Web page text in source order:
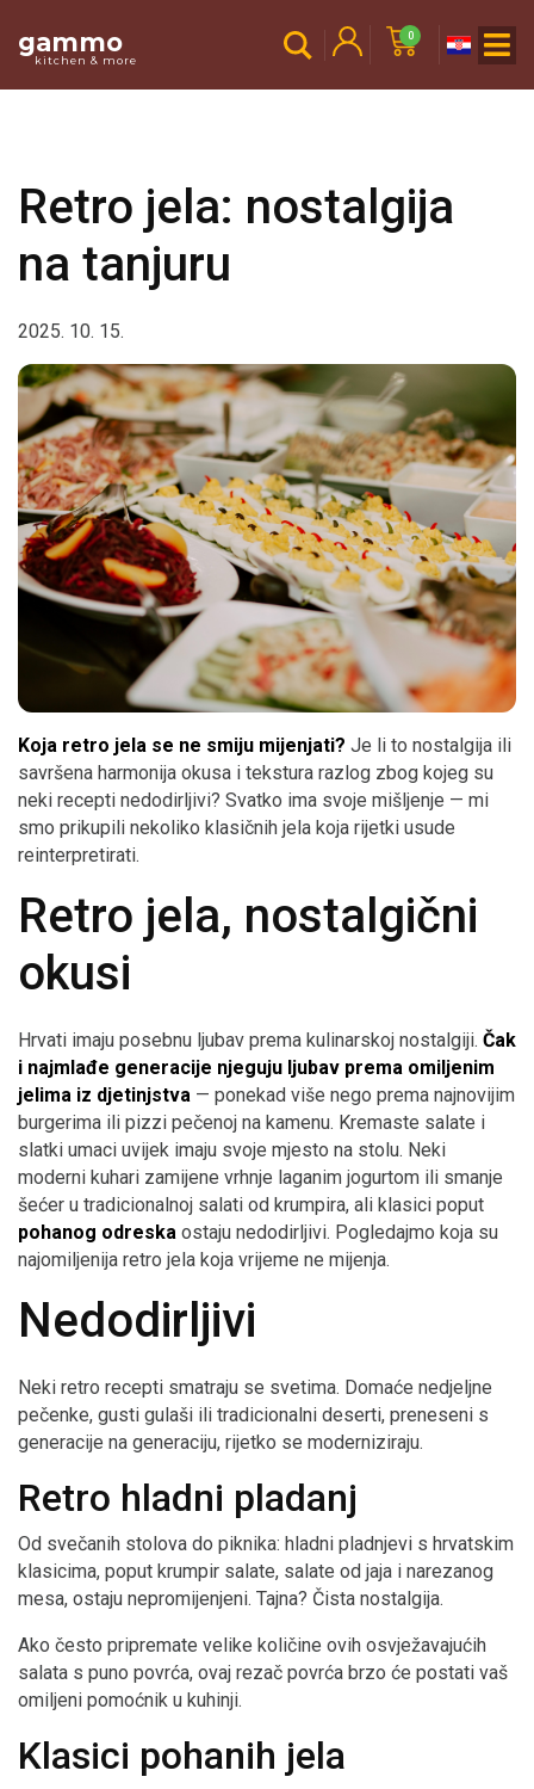
gammo
kitchen & more
0
Retro jela: nostalgija
na tanjuru
2025. 10. 15.
Koja retro jela se ne smiju mijenjati? Je li to nostalgija ili
savršena harmonija okusa i tekstura razlog zbog kojeg su
neki recepti nedodirljivi? Svatko ima svoje mišljenje — mi
smo prikupili nekoliko klasičnih jela koja rijetki usude
reinterpretirati.
Retro jela, nostalgični
okusi
Hrvati imaju posebnu ljubav prema kulinarskoj nostalgiji. Čak
i najmlađe generacije njeguju ljubav prema omiljenim
jelima iz djetinjstva — ponekad više nego prema najnovijim
burgerima ili pizzi pečenoj na kamenu. Kremaste salate i
slatki umaci uvijek imaju svoje mjesto na stolu. Neki
moderni kuhari zamijene vrhnje laganim jogurtom ili smanje
šećer u tradicionalnoj salati od krumpira, ali klasici poput
pohanog odreska ostaju nedodirljivi. Pogledajmo koja su
najomiljenija retro jela koja vrijeme ne mijenja.
Nedodirljivi
Neki retro recepti smatraju se svetima. Domaće nedjeljne
pečenke, gusti gulaši ili tradicionalni deserti, preneseni s
generacije na generaciju, rijetko se moderniziraju.
Retro hladni pladanj
Od svečanih stolova do piknika: hladni pladnjevi s hrvatskim
klasicima, poput krumpir salate, salate od jaja i narezanog
mesa, ostaju nepromijenjeni. Tajna? Čista nostalgija.
Ako često pripremate velike količine ovih osvježavajućih
salata s puno povrća, ovaj rezač povrća brzo će postati vaš
omiljeni pomoćnik u kuhinji.
Klasici pohanih jela